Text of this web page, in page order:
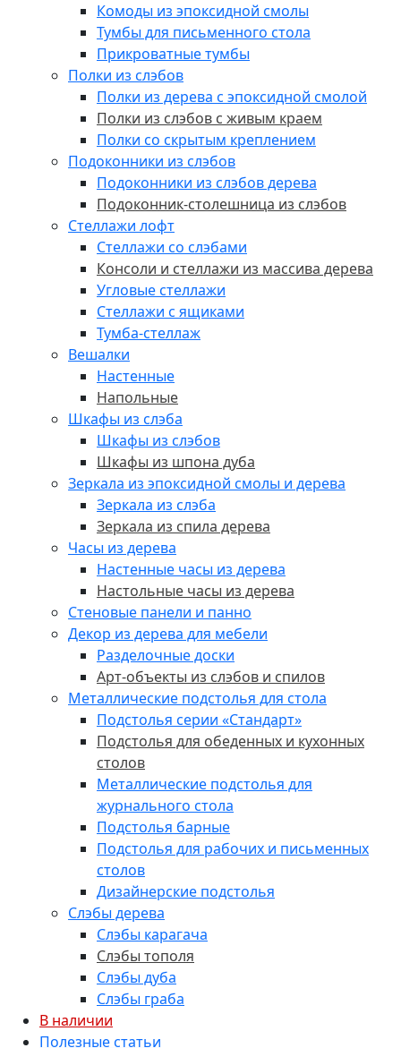
Комоды из эпоксидной смолы
Тумбы для письменного стола
Прикроватные тумбы
Полки из слэбов
Полки из дерева с эпоксидной смолой
Полки из слэбов с живым краем
Полки со скрытым креплением
Подоконники из слэбов
Подоконники из слэбов дерева
Подоконник-столешница из слэбов
Стеллажи лофт
Стеллажи со слэбами
Консоли и стеллажи из массива дерева
Угловые стеллажи
Стеллажи с ящиками
Тумба-стеллаж
Вешалки
Настенные
Напольные
Шкафы из слэба
Шкафы из слэбов
Шкафы из шпона дуба
Зеркала из эпоксидной смолы и дерева
Зеркала из слэба
Зеркала из спила дерева
Часы из дерева
Настенные часы из дерева
Настольные часы из дерева
Стеновые панели и панно
Декор из дерева для мебели
Разделочные доски
Арт-объекты из слэбов и спилов
Металлические подстолья для стола
Подстолья серии «Стандарт»
Подстолья для обеденных и кухонных
столов
Металлические подстолья для
журнального стола
Подстолья барные
Подстолья для рабочих и письменных
столов
Дизайнерские подстолья
Слэбы дерева
Слэбы карагача
Слэбы тополя
Слэбы дуба
Слэбы граба
В наличии
Полезные статьи